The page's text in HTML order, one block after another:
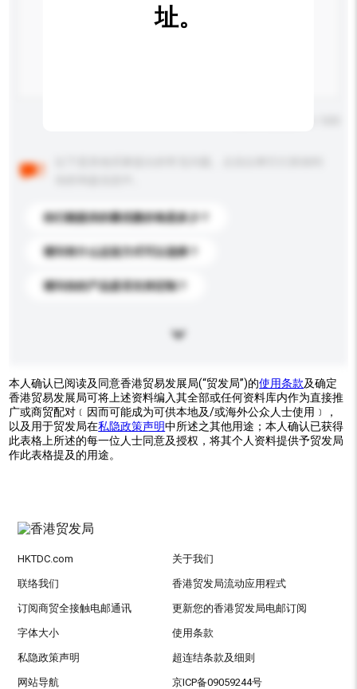
你们能提供的最优惠价格是多少？
请问有什么运送方式可以选择？
请问你的产品是否支持定制？
址。
本人确认已阅读及同意香港贸易发展局(“贸发局”)的使用条款及确定
香港贸易发展局可将上述资料编入其全部或任何资料库内作为直接推
广或商贸配对﹝因而可能成为可供本地及/或海外公众人士使用﹞，
以及用于贸发局在私隐政策声明中所述之其他用途；本人确认已获得
此表格上所述的每一位人士同意及授权，将其个人资料提供予贸发局
作此表格提及的用途。
HKTDC.com 关于我们
联络我们 香港贸发局流动应用程式
订阅商贸全接触电邮通讯 更新您的香港贸发局电邮订阅
字体大小 使用条款
私隐政策声明 超连结条款及细则
网站导航 京ICP备09059244号